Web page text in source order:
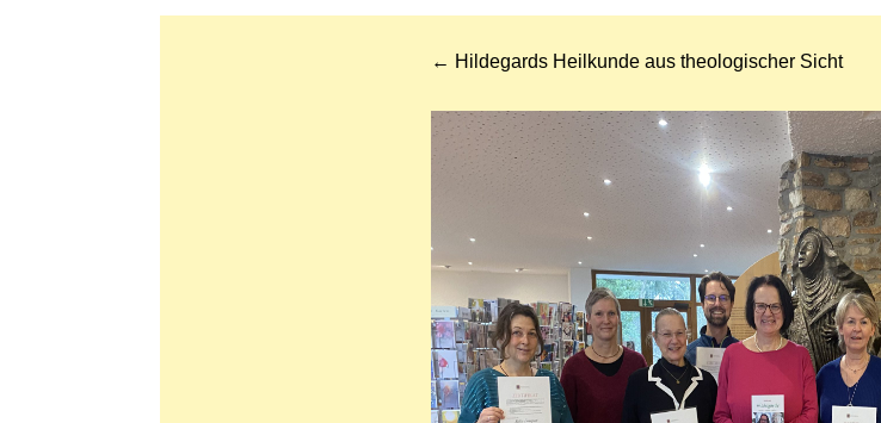
← Hildegards Heilkunde aus theologischer Sicht